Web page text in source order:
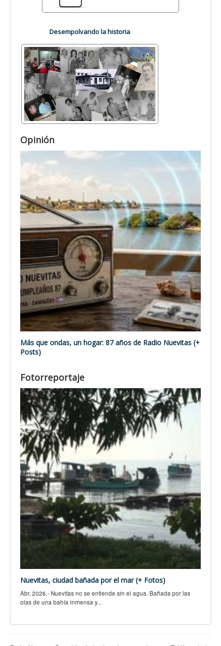
Desempolvando la historia
Opinión
Más que ondas, un hogar: 87 años de Radio Nuevitas (+
Posts)
Fotorreportaje
Nuevitas, ciudad bañada por el mar (+ Fotos)
Abr, 2026.- Nuevitas no se entiende sin el agua. Bañada por las
olas de una bahía inmensa y...